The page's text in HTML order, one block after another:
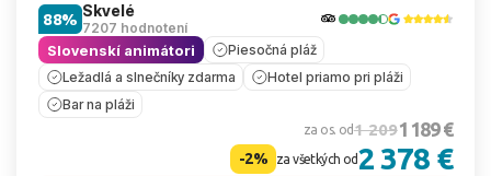
Skvelé
7207 hodnotení
88%
Slovenskí animátori
Piesočná pláž
Ležadlá a slnečníky zdarma
Hotel priamo pri pláži
Bar na pláži
za os. od1 2091 189 €
-2% za všetkých od2 378 €